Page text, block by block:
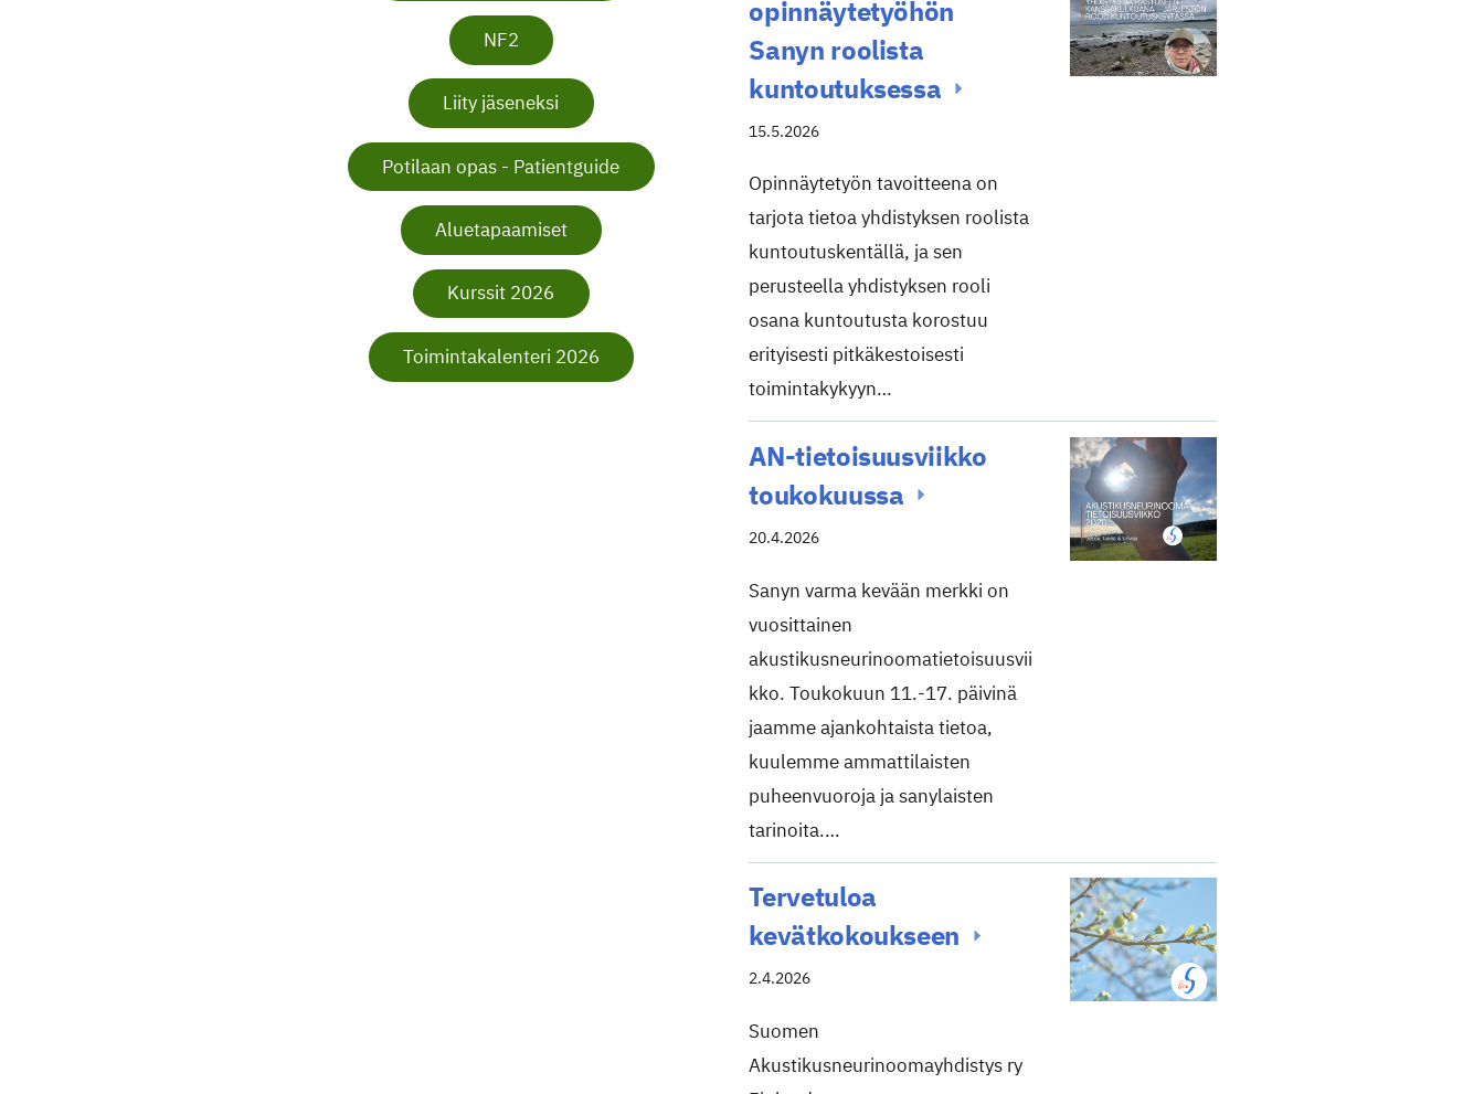
NF2
Liity jäseneksi
Potilaan opas - Patientguide
Aluetapaamiset
Kurssit 2026
Toimintakalenteri 2026
opinnäytetyöhön
Sanyn roolista
kuntoutuksessa
15.5.2026
Opinnäytetyön tavoitteena on
tarjota tietoa yhdistyksen roolista
kuntoutuskentällä, ja sen
perusteella yhdistyksen rooli
osana kuntoutusta korostuu
erityisesti pitkäkestoisesti
toimintakykyyn…
AN-tietoisuusviikko
toukokuussa
20.4.2026
Sanyn varma kevään merkki on
vuosittainen
akustikusneurinoomatietoisuusvii
kko. Toukokuun 11.-17. päivinä
jaamme ajankohtaista tietoa,
kuulemme ammattilaisten
puheenvuoroja ja sanylaisten
tarinoita.…
Tervetuloa
kevätkokoukseen
2.4.2026
Suomen
Akustikusneurinoomayhdistys ry